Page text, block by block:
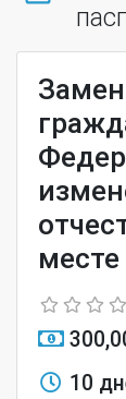
10